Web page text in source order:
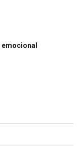
emocional